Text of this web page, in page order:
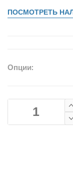
ПОСМОТРЕТЬ
Опции: